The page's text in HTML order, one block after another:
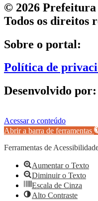
© 2026
Todos os direitos
Sobre o portal:
Política de
Desenvolvido por:
Acessar o conteúdo
Abrir a barra de ferramentas
Ferramentas de
Aumentar o Texto
Diminuir o Texto
Escala de Cinza
Alto Contraste